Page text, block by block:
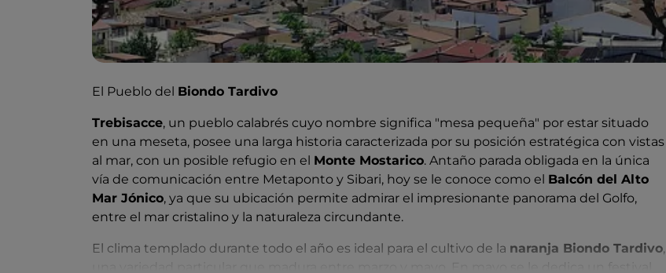
El Pueblo del Biondo Tardivo
Trebisacce, un pueblo calabrés cuyo nombre significa "mesa pequeña" por estar situado
en una meseta, posee una larga historia caracterizada por su posición estratégica con vistas
al mar, con un posible refugio en el Monte Mostarico. Antaño parada obligada en la única
vía de comunicación entre Metaponto y Sibari, hoy se le conoce como el Balcón del Alto
Mar Jónico, ya que su ubicación permite admirar el impresionante panorama del Golfo,
entre el mar cristalino y la naturaleza circundante.
El clima templado durante todo el año es ideal para el cultivo de la naranja Biondo Tardivo,